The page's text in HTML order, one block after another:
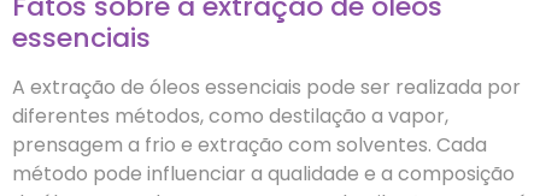
essenciais
A extração de óleos essenciais pode ser realizada por
diferentes métodos, como destilação a vapor,
prensagem a frio e extração com solventes. Cada
método pode influenciar a qualidade e a composição